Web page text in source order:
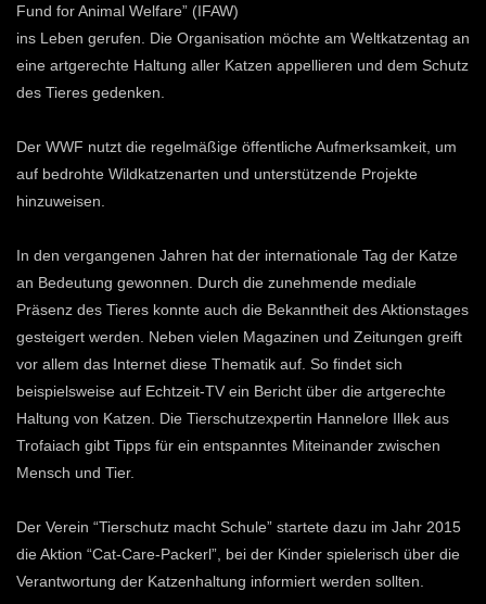
Fund for Animal Welfare” (IFAW)
ins Leben gerufen. Die Organisation möchte am Weltkatzentag an
eine artgerechte Haltung aller Katzen appellieren und dem Schutz
des Tieres gedenken.
Der WWF nutzt die regelmäßige öffentliche Aufmerksamkeit, um
auf bedrohte Wildkatzenarten und unterstützende Projekte
hinzuweisen.
In den vergangenen Jahren hat der internationale Tag der Katze
an Bedeutung gewonnen. Durch die zunehmende mediale
Präsenz des Tieres konnte auch die Bekanntheit des Aktionstages
gesteigert werden. Neben vielen Magazinen und Zeitungen greift
vor allem das Internet diese Thematik auf. So findet sich
beispielsweise auf Echtzeit-TV ein Bericht über die artgerechte
Haltung von Katzen. Die Tierschutzexpertin Hannelore Illek aus
Trofaiach gibt Tipps für ein entspanntes Miteinander zwischen
Mensch und Tier.
Der Verein “Tierschutz macht Schule” startete dazu im Jahr 2015
die Aktion “Cat-Care-Packerl”, bei der Kinder spielerisch über die
Verantwortung der Katzenhaltung informiert werden sollten.